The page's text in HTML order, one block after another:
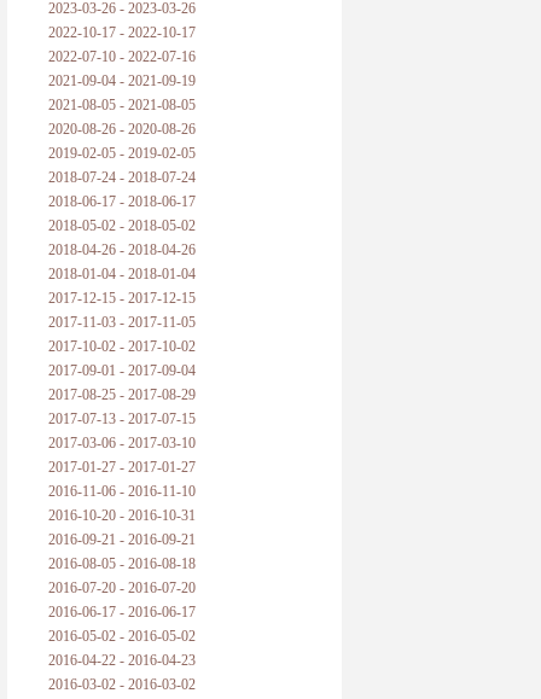
2023-03-26 - 2023-03-26
2022-10-17 - 2022-10-17
2022-07-10 - 2022-07-16
2021-09-04 - 2021-09-19
2021-08-05 - 2021-08-05
2020-08-26 - 2020-08-26
2019-02-05 - 2019-02-05
2018-07-24 - 2018-07-24
2018-06-17 - 2018-06-17
2018-05-02 - 2018-05-02
2018-04-26 - 2018-04-26
2018-01-04 - 2018-01-04
2017-12-15 - 2017-12-15
2017-11-03 - 2017-11-05
2017-10-02 - 2017-10-02
2017-09-01 - 2017-09-04
2017-08-25 - 2017-08-29
2017-07-13 - 2017-07-15
2017-03-06 - 2017-03-10
2017-01-27 - 2017-01-27
2016-11-06 - 2016-11-10
2016-10-20 - 2016-10-31
2016-09-21 - 2016-09-21
2016-08-05 - 2016-08-18
2016-07-20 - 2016-07-20
2016-06-17 - 2016-06-17
2016-05-02 - 2016-05-02
2016-04-22 - 2016-04-23
2016-03-02 - 2016-03-02